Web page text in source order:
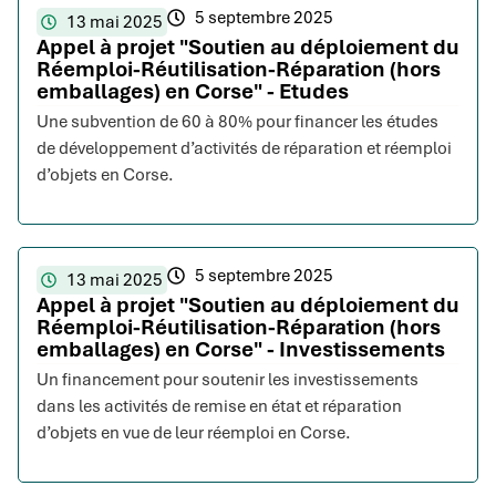
13 mai 2025 5 septembre 2025
Appel à projet "Soutien au déploiement du
Réemploi-Réutilisation-Réparation (hors
emballages) en Corse" - Etudes
Une subvention de 60 à 80% pour financer les études
de développement d’activités de réparation et réemploi
d’objets en Corse.
13 mai 2025 5 septembre 2025
Appel à projet "Soutien au déploiement du
Réemploi-Réutilisation-Réparation (hors
emballages) en Corse" - Investissements
Un financement pour soutenir les investissements
dans les activités de remise en état et réparation
d’objets en vue de leur réemploi en Corse.